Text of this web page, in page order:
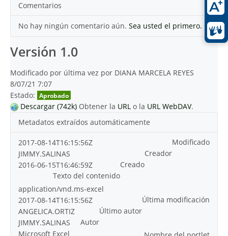
Comentarios
No hay ningún comentario aún. Sea usted el primero.
Versión 1.0
Modificado por última vez por DIANA MARCELA REYES
8/07/21 7:07
Estado: Aprobado
Descargar (742k) Obtener la URL o la URL WebDAV.
Metadatos extraídos automáticamente
Modificado
2017-08-14T16:15:56Z
Creador
JIMMY.SALINAS
Creado
2016-06-15T16:46:59Z
Texto del contenido
application/vnd.ms-excel
Última modificación
2017-08-14T16:15:56Z
Último autor
ANGELICA.ORTIZ
Autor
JIMMY.SALINAS
Microsoft Excel